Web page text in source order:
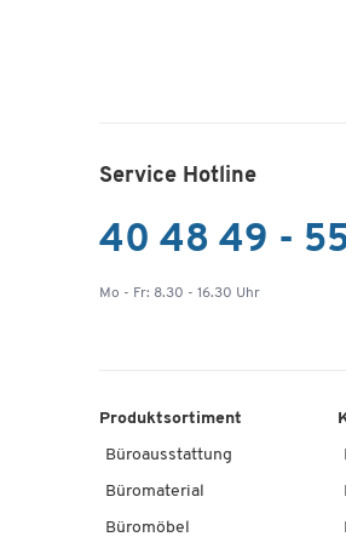
Service Hotline
40 48 49 -
Mo - Fr: 8.30 - 16.30 Uhr
Produktsortiment
Büroausstattung
Büromaterial
Büromöbel